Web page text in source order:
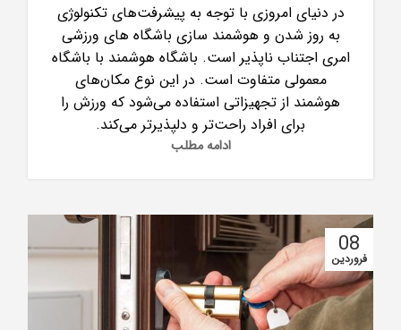
در دنیای امروزی با توجه به پیشرفت‌های تکنولوژی
به روز شدن و هوشمند سازی باشگاه های ورزشی
امری اجتناب ناپذیر است. باشگاه هوشمند با باشگاه
معمولی متفاوت است. در این نوع مکان‌های
هوشمند از تجهیزاتی استفاده می‌شود که ورزش را
برای افراد راحت‌تر و دلپذیرتر می‌کند.
ادامه مطلب
08
فروردین